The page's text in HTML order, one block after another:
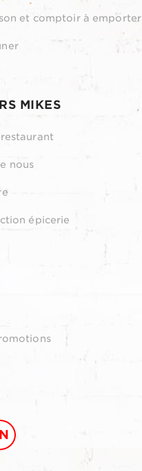
et comptoir à emporter
MIKES
nous
épicerie